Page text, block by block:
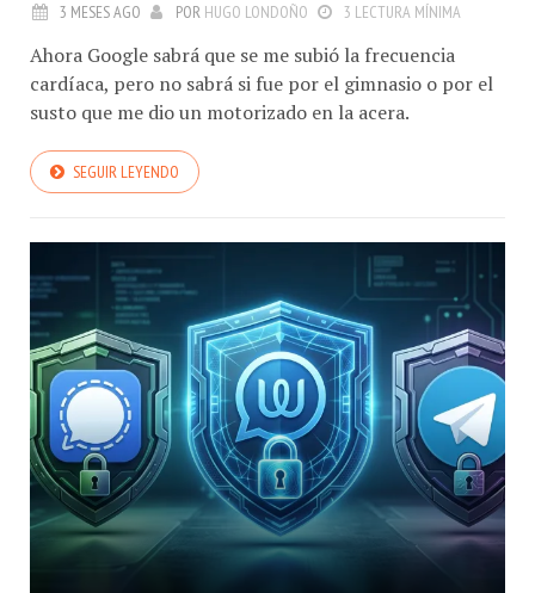
3 MESES AGO POR HUGO LONDOÑO 3 LECTURA MÍNIMA
Ahora Google sabrá que se me subió la frecuencia
cardíaca, pero no sabrá si fue por el gimnasio o por el
susto que me dio un motorizado en la acera.
SEGUIR LEYENDO